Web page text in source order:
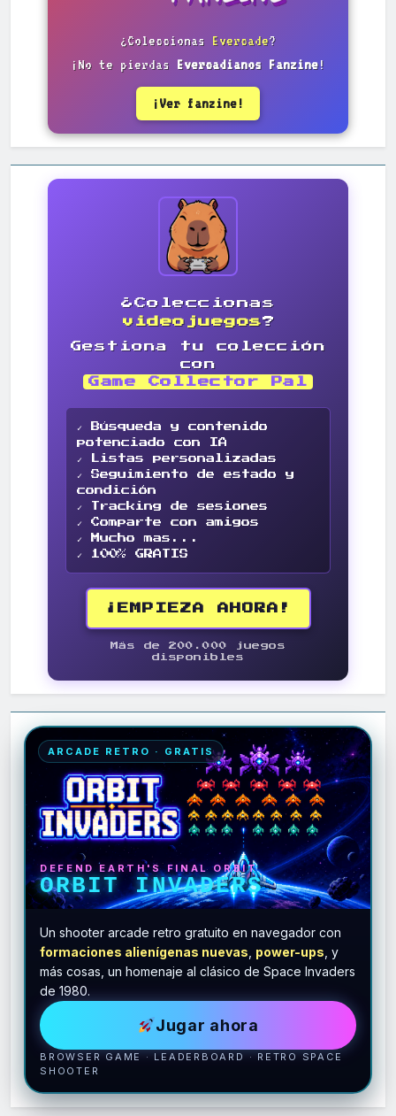
¿Coleccionas Evercade?
¡No te pierdas Evercadianos Fanzine!
¡Ver fanzine!
¿Coleccionas
videojuegos?
Gestiona tu colección
con
Game Collector Pal
✓ Búsqueda y contenido
potenciado con IA
✓ Listas personalizadas
✓ Seguimiento de estado y
condición
✓ Tracking de sesiones
✓ Comparte con amigos
✓ Mucho mas...
✓ 100% GRATIS
¡EMPIEZA AHORA!
Más de 200.000 juegos
disponibles
ARCADE RETRO · GRATIS
DEFEND EARTH'S FINAL ORBIT
ORBIT INVADERS
Un shooter arcade retro gratuito en navegador con
formaciones alienígenas nuevas power-ups , y
más cosas, un homenaje al clásico de Space Invaders
de 1980.
Jugar ahora
BROWSER GAME · LEADERBOARD · RETRO SPACE
SHOOTER